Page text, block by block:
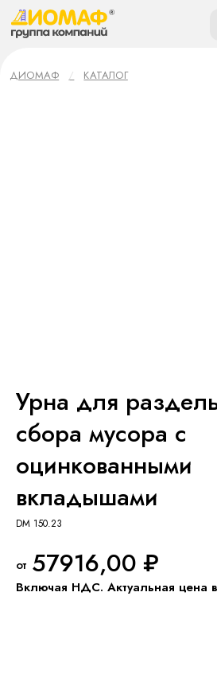
ДИОМАФ КАТАЛОГ
Урна для
сбора мусора с
оцинкованными
вкладышами
DM 150.23
57916,00 ₽